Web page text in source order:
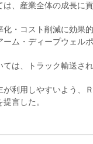
、産業全体の成長に
化・コスト削減に効果
ム・ディープウェル
ては、トラック輸送さ
が利用しやすいよう、
言した。